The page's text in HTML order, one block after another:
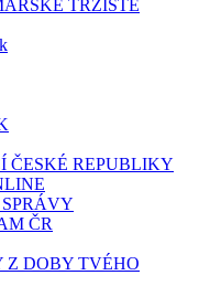
TRŽIŠTĚ
ČESKÉ REPUBLIKY
ČR
Z DOBY TVÉHO